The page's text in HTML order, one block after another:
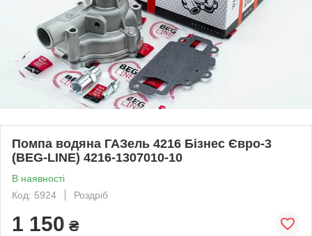
Помпа водяна ГАЗель 4216 Бізнес Євро-3
(BEG-LINE) 4216-1307010-10
В наявності
Код: 5924
Роздріб
1 150 ₴